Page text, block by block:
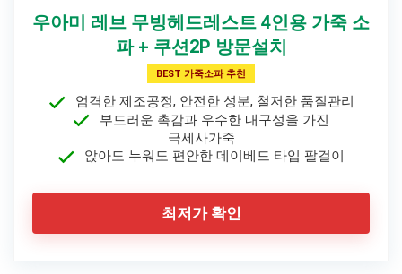
우아미 레브 무빙헤드레스트 4인용 가죽 소
파 + 쿠션2P 방문설치
BEST 가죽소파 추천
엄격한 제조공정, 안전한 성분, 철저한 품질관리
부드러운 촉감과 우수한 내구성을 가진
극세사가죽
앉아도 누워도 편안한 데이베드 타입 팔걸이
최저가 확인